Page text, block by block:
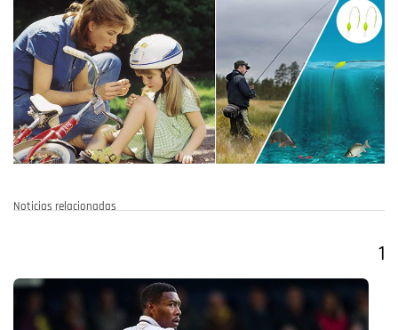
Noticias relacionadas
1